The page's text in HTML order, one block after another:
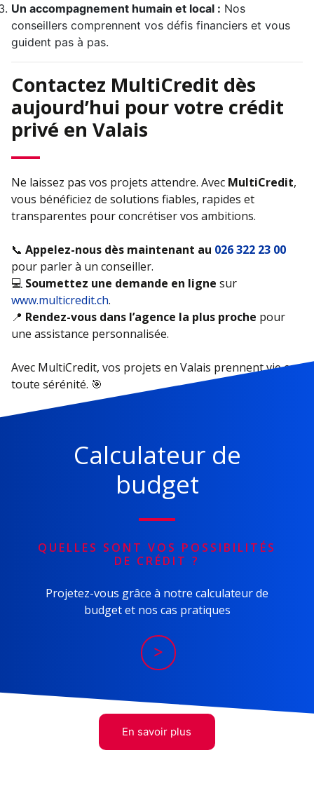
Un accompagnement humain et local : Nos
conseillers comprennent vos défis financiers et vous
guident pas à pas.
Contactez MultiCredit dès
aujourd’hui pour votre crédit
privé en Valais
Ne laissez pas vos projets attendre. Avec MultiCredit,
vous bénéficiez de solutions fiables, rapides et
transparentes pour concrétiser vos ambitions.
📞 Appelez-nous dès maintenant au 026 322 23 00
pour parler à un conseiller.
💻 Soumettez une demande en ligne sur
www.multicredit.ch.
📍 Rendez-vous dans l’agence la plus proche pour
une assistance personnalisée.
Avec MultiCredit, vos projets en Valais prennent vie en
toute sérénité. 🎯
Calculateur de
budget
QUELLES SONT VOS POSSIBILITÉS
DE CRÉDIT ?
Projetez-vous grâce à notre calculateur de
budget et nos cas pratiques
>